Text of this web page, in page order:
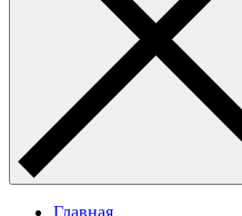
Главная